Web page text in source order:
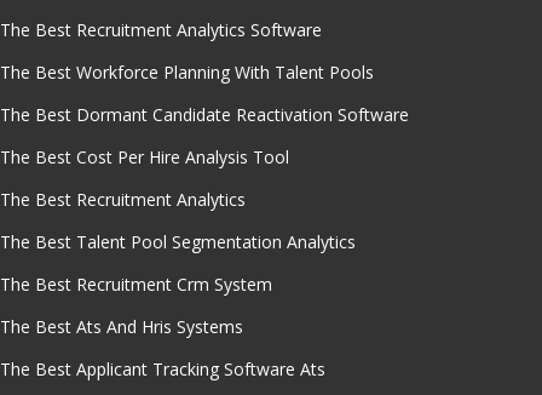
The Best Recruitment Analytics Software
The Best Workforce Planning With Talent Pools
The Best Dormant Candidate Reactivation Software
The Best Cost Per Hire Analysis Tool
The Best Recruitment Analytics
The Best Talent Pool Segmentation Analytics
The Best Recruitment Crm System
The Best Ats And Hris Systems
The Best Applicant Tracking Software Ats